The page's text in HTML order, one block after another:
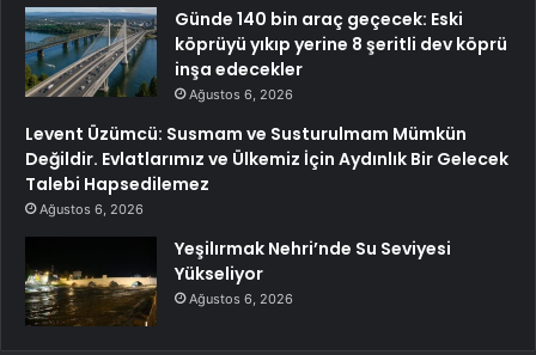
Günde 140 bin araç geçecek: Eski
köprüyü yıkıp yerine 8 şeritli dev köprü
inşa edecekler
Ağustos 6, 2026
Levent Üzümcü: Susmam ve Susturulmam Mümkün
Değildir. Evlatlarımız ve Ülkemiz İçin Aydınlık Bir Gelecek
Talebi Hapsedilemez
Ağustos 6, 2026
Yeşilırmak Nehri’nde Su Seviyesi
Yükseliyor
Ağustos 6, 2026